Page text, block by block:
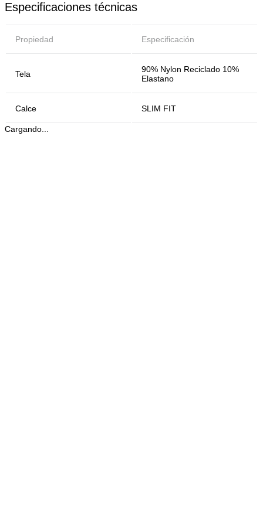
Especificaciones técnicas
Propiedad Especificación
Tela
90% Nylon Reciclado 10%
Elastano
Calce SLIM FIT
Cargando...